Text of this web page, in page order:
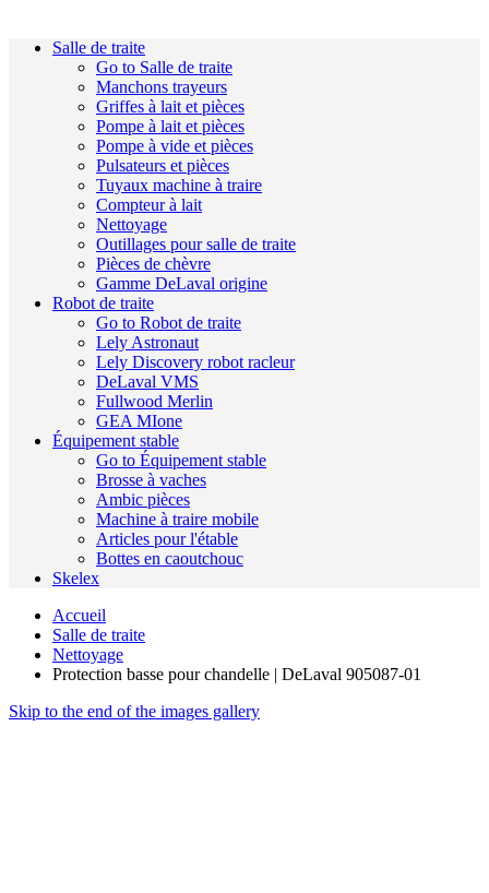
Salle de traite
Go to Salle de traite
Manchons trayeurs
Griffes à lait et pièces
Pompe à lait et pièces
Pompe à vide et pièces
Pulsateurs et pièces
Tuyaux machine à traire
Compteur à lait
Nettoyage
Outillages pour salle de traite
Pièces de chèvre
Gamme DeLaval origine
Robot de traite
Go to Robot de traite
Lely Astronaut
Lely Discovery robot racleur
DeLaval VMS
Fullwood Merlin
GEA MIone
Équipement stable
Go to Équipement stable
Brosse à vaches
Ambic pièces
Machine à traire mobile
Articles pour l'étable
Bottes en caoutchouc
Skelex
Accueil
Salle de traite
Nettoyage
Protection basse pour chandelle | DeLaval 905087-01
Skip to the end of the images gallery